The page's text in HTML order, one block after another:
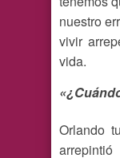
nuestro
vivir
vida.
Orlando